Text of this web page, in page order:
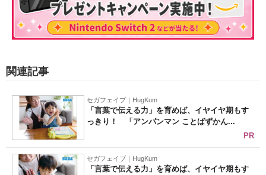
関連記事
セガフェイブ｜HugKum
「言葉で伝える力」を育めば、イヤイヤ期もす
っきり！ 「アンパンマン ことばずかん...
PR
セガフェイブ｜HugKum
「言葉で伝える力」を育めば、イヤイヤ期もす